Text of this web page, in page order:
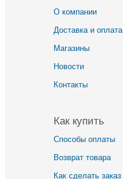
О компании
Доставка и оплата
Магазины
Новости
Контакты
Как купить
Способы оплаты
Возврат товара
Как сделать заказ